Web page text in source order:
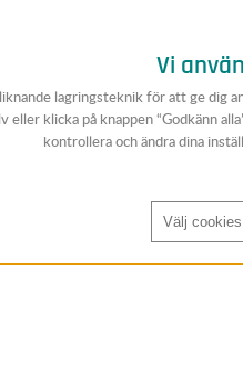
Vi
lagringsteknik för att ge dig
eller klicka på knappen “Godkänn
kontrollera och ändra dina
Välj cookies